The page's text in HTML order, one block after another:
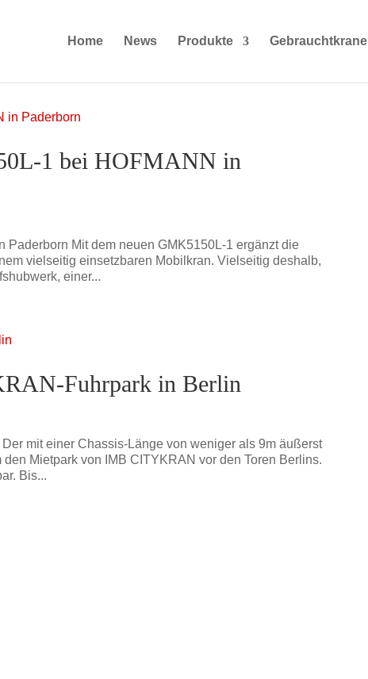
Home News Produkte Gebrauchtkrane
1 bei HOFMANN in
Mit dem neuen GMK5150L-1 ergänzt die
vielseitig einsetzbaren Mobilkran. Vielseitig deshalb,
einer...
Fuhrpark in Berlin
mit einer Chassis-Länge von weniger als 9m äußerst
Mietpark von IMB CITYKRAN vor den Toren Berlins.
Bis...